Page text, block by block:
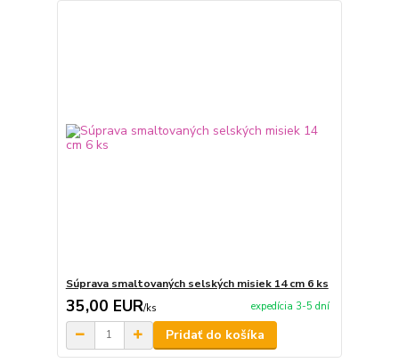
Súprava smaltovaných selských misiek 14 cm 6 ks
35,00 EUR/ks expedícia 3-5 dní
Pridať do košíka